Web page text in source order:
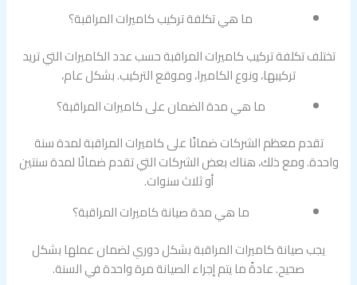
ما هي تكلفة تركيب كاميرات المراقبة؟
تختلف تكلفة تركيب كاميرات المراقبة حسب عدد الكاميرات التي تريد
تركيبها، ونوع الكاميرا، وموقع التركيب. بشكل عام،
ما هي مدة الضمان على كاميرات المراقبة؟
تقدم معظم الشركات ضمانًا على كاميرات المراقبة لمدة سنة
واحدة. ومع ذلك، هناك بعض الشركات التي تقدم ضمانًا لمدة سنتين
أو ثلاث سنوات.
ما هي مدة صيانة كاميرات المراقبة؟
يجب صيانة كاميرات المراقبة بشكل دوري لضمان عملها بشكل
صحيح. عادةً ما يتم إجراء الصيانة مرة واحدة في السنة.